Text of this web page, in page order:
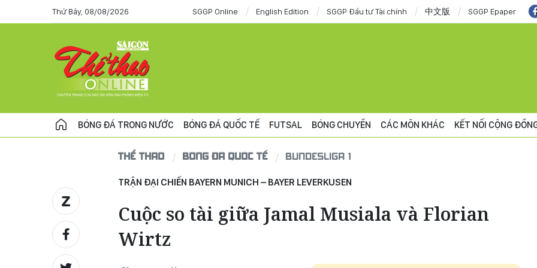
Thứ Bảy, 08/08/2026 SGGP Online English Edition SGGP Đầu tư Tài chính 中文版 SGGP Epaper
BÓNG ĐÁ TRONG NƯỚC BÓNG ĐÁ QUỐC TẾ FUTSAL BÓNG CHUYỀN CÁC MÔN KHÁC KẾT NỐI CỘNG
THỂ THAO BÓNG ĐÁ QUỐC TẾ BUNDESLIGA 1
TRẬN ĐẠI CHIẾN BAYERN MUNICH – BAYER LEVERKUSEN
Cuộc so tài giữa Jamal Musiala và Florian
Wirtz